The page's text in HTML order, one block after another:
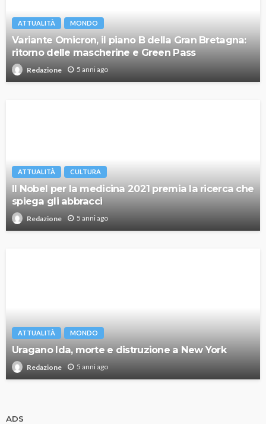
ATTUALITÀ MONDO
Variante Omicron, il piano B della Gran Bretagna:
ritorno delle mascherine e Green Pass
Redazione 5 anni ago
ATTUALITÀ CULTURA
Il Nobel per la medicina 2021 premia la ricerca che
spiega gli abbracci
Redazione 5 anni ago
ATTUALITÀ MONDO
Uragano Ida, morte e distruzione a New York
Redazione 5 anni ago
ADS